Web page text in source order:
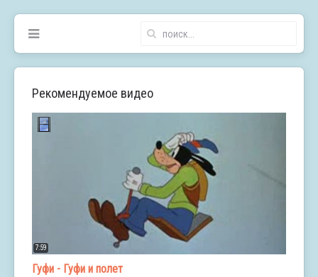
Рекомендуемое видео
7:59
Гуфи - Гуфи и полет